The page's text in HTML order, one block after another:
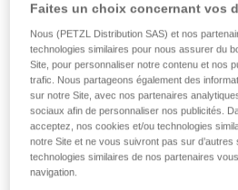
crochet d’amarrage HOOK, adapté
possibilité de trouver un point
dispose d'un système auto-freinant
panique pour se déplacer
franchir une fenêtre, contrôler et
l’utilisateur tire trop fort sur la
panique freine, puis stoppe
EXO AP HOOK comprend
l’abrasion et aux hautes
Faites un choix concernant vos
Nous (PETZL Distribution SAS) et nos
technologies similaires pour nous assurer du
Site, pour personnaliser notre contenu et nos
trafic. Nous partageons également des
sur notre Site, avec nos partenaires
sociaux afin de personnaliser nos publicités.
acceptez, nos cookies et/ou technologies
notre Site et ne vous suivront pas sur
technologies similaires de nos partenaires
navigation.